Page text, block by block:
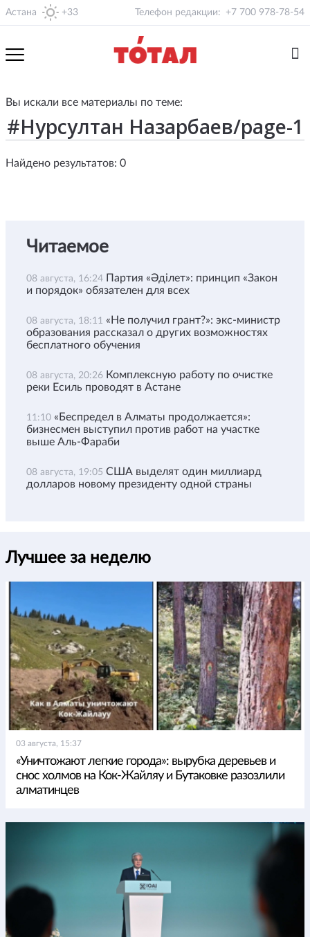
Астана +33 Телефон редакции: +7 700 978-78-54
Вы искали все материалы по теме:
Найдено результатов: 0
Читаемое
08 августа, 16:24 Партия «Әділет»: принцип «Закон
и порядок» обязателен для всех
08 августа, 18:11 «Не получил грант?»: экс-министр
образования рассказал о других возможностях
бесплатного обучения
08 августа, 20:26 Комплексную работу по очистке
реки Есиль проводят в Астане
11:10 «Беспредел в Алматы продолжается»:
бизнесмен выступил против работ на участке
выше Аль-Фараби
08 августа, 19:05 США выделят один миллиард
долларов новому президенту одной страны
Лучшее за неделю
03 августа, 15:37
«Уничтожают легкие города»: вырубка деревьев и
снос холмов на Кок-Жайляу и Бутаковке разозлили
алматинцев